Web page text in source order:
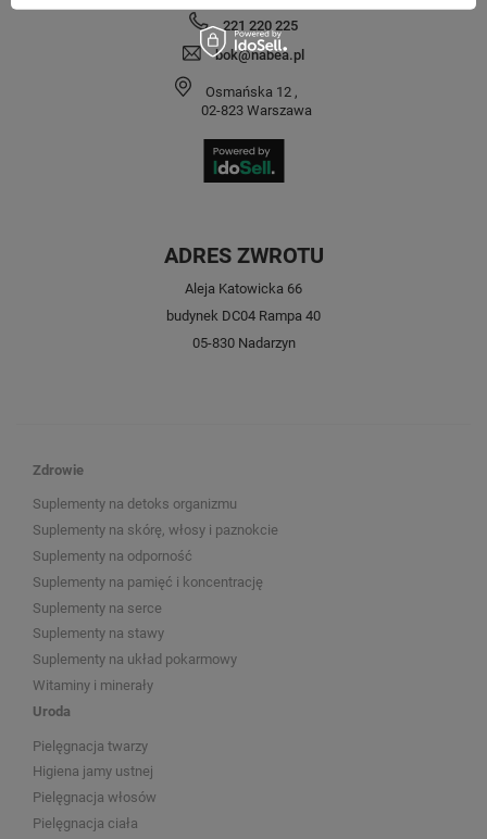
221 220 225
bok@nabea.pl
Osmańska 12 ,
02-823 Warszawa
ADRES ZWROTU
Aleja Katowicka 66
budynek DC04 Rampa 40
05-830 Nadarzyn
Zdrowie
Suplementy na detoks organizmu
Suplementy na skórę, włosy i paznokcie
Suplementy na odporność
Suplementy na pamięć i koncentrację
Suplementy na serce
Suplementy na stawy
Suplementy na układ pokarmowy
Witaminy i minerały
Uroda
Pielęgnacja twarzy
Higiena jamy ustnej
Pielęgnacja włosów
Pielęgnacja ciała